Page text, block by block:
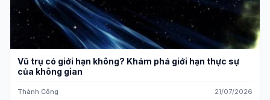
Vũ trụ có giới hạn không? Khám phá giới hạn thực sự
của không gian
Thành Công 21/07/2026